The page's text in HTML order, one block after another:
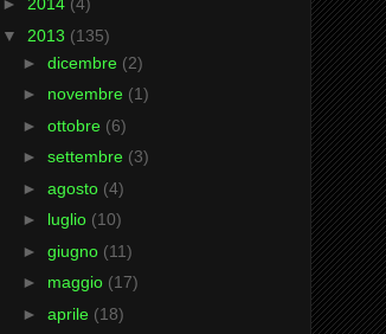
► 2014 (4)
▼ 2013 (135)
► dicembre (2)
► novembre (1)
► ottobre (6)
► settembre (3)
► agosto (4)
► luglio (10)
► giugno (11)
► maggio (17)
► aprile (18)